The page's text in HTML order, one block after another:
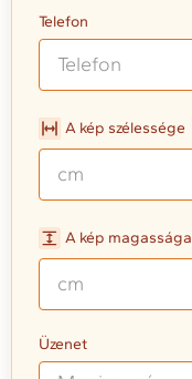
Telefon
A kép szélessége
A kép magassága
Üzenet